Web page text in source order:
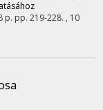
p. pp. 219-228. , 10